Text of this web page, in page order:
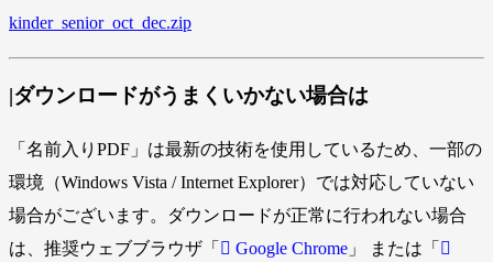
kinder_senior_oct_dec.zip
|ダウンロードがうまくいかない場合は
「名前入りPDF」は最新の技術を使用しているため、一部の
環境（Windows Vista / Internet Explorer）では対応していない
場合がございます。ダウンロードが正常に行われない場合
は、推奨ウェブブラウザ「
Google Chrome 」 または「